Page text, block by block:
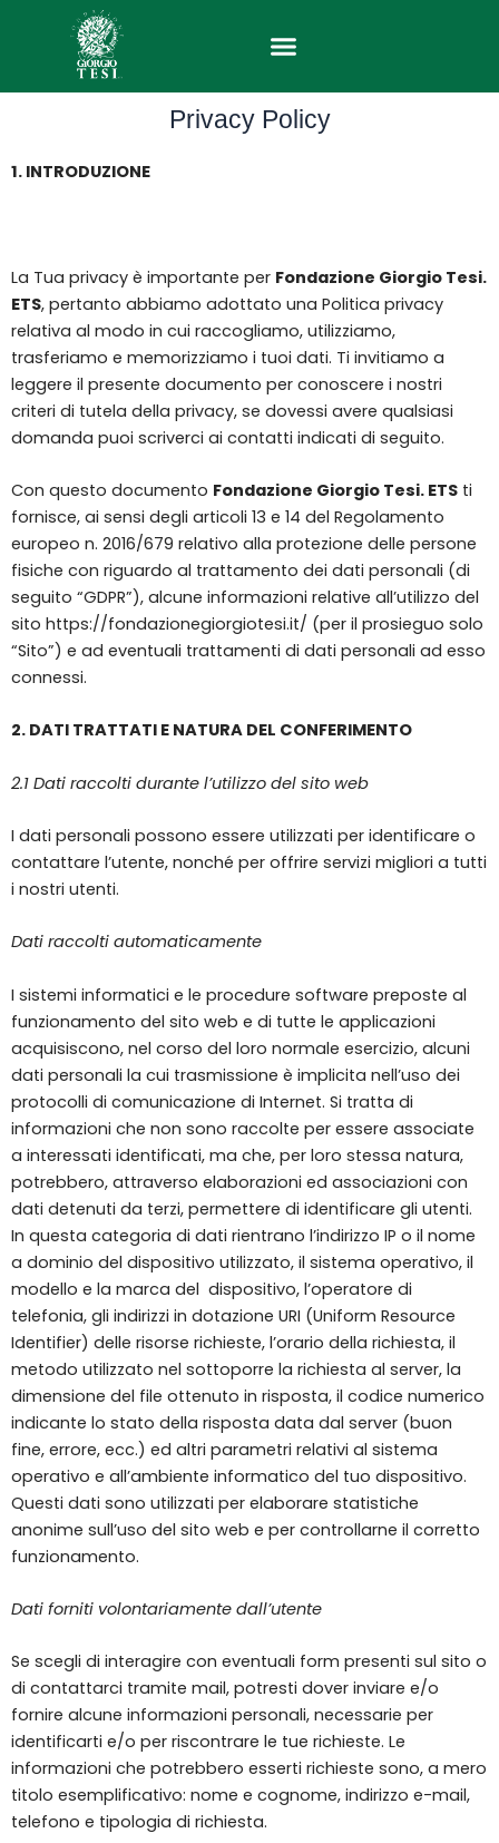
contenuto
Privacy Policy
1. INTRODUZIONE
La Tua privacy è importante per Fondazione Giorgio Tesi.
ETS, pertanto abbiamo adottato una Politica privacy
relativa al modo in cui raccogliamo, utilizziamo,
trasferiamo e memorizziamo i tuoi dati. Ti invitiamo a
leggere il presente documento per conoscere i nostri
criteri di tutela della privacy, se dovessi avere qualsiasi
domanda puoi scriverci ai contatti indicati di seguito.
Con questo documento Fondazione Giorgio Tesi. ETS ti
fornisce, ai sensi degli articoli 13 e 14 del Regolamento
europeo n. 2016/679 relativo alla protezione delle persone
fisiche con riguardo al trattamento dei dati personali (di
seguito “GDPR”), alcune informazioni relative all’utilizzo del
sito https://fondazionegiorgiotesi.it/ (per il prosieguo solo
“Sito”) e ad eventuali trattamenti di dati personali ad esso
connessi.
2. DATI TRATTATI E NATURA DEL CONFERIMENTO
2.1 Dati raccolti durante l’utilizzo del sito web
I dati personali possono essere utilizzati per identificare o
contattare l’utente, nonché per offrire servizi migliori a tutti
i nostri utenti.
Dati raccolti automaticamente
I sistemi informatici e le procedure software preposte al
funzionamento del sito web e di tutte le applicazioni
acquisiscono, nel corso del loro normale esercizio, alcuni
dati personali la cui trasmissione è implicita nell’uso dei
protocolli di comunicazione di Internet. Si tratta di
informazioni che non sono raccolte per essere associate
a interessati identificati, ma che, per loro stessa natura,
potrebbero, attraverso elaborazioni ed associazioni con
dati detenuti da terzi, permettere di identificare gli utenti.
In questa categoria di dati rientrano l’indirizzo IP o il nome
a dominio del dispositivo utilizzato, il sistema operativo, il
modello e la marca del dispositivo, l’operatore di
telefonia, gli indirizzi in dotazione URI (Uniform Resource
Identifier) delle risorse richieste, l’orario della richiesta, il
metodo utilizzato nel sottoporre la richiesta al server, la
dimensione del file ottenuto in risposta, il codice numerico
indicante lo stato della risposta data dal server (buon
fine, errore, ecc.) ed altri parametri relativi al sistema
operativo e all’ambiente informatico del tuo dispositivo.
Questi dati sono utilizzati per elaborare statistiche
anonime sull’uso del sito web e per controllarne il corretto
funzionamento.
Dati forniti volontariamente dall’utente
Se scegli di interagire con eventuali form presenti sul sito o
di contattarci tramite mail, potresti dover inviare e/o
fornire alcune informazioni personali, necessarie per
identificarti e/o per riscontrare le tue richieste. Le
informazioni che potrebbero esserti richieste sono, a mero
titolo esemplificativo: nome e cognome, indirizzo e-mail,
telefono e tipologia di richiesta.